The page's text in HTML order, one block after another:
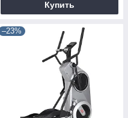
Купить
–23%